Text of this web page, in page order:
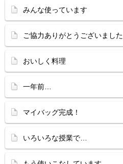
みんな使っています
ご協力ありがとうございました
おいしく料理
一年前…
マイバッグ完成！
いろいろな授業で…